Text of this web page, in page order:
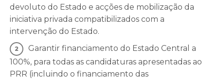
devoluto do Estado e acções de mobilização da
iniciativa privada compatibilizados com a
intervenção do Estado.
Garantir financiamento do Estado Central a
100%, para todas as candidaturas apresentadas ao
PRR (incluindo o financiamento das